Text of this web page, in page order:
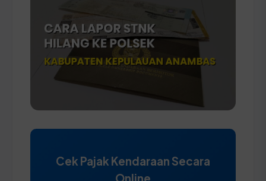
Cek Pajak Kendaraan Secara
Online